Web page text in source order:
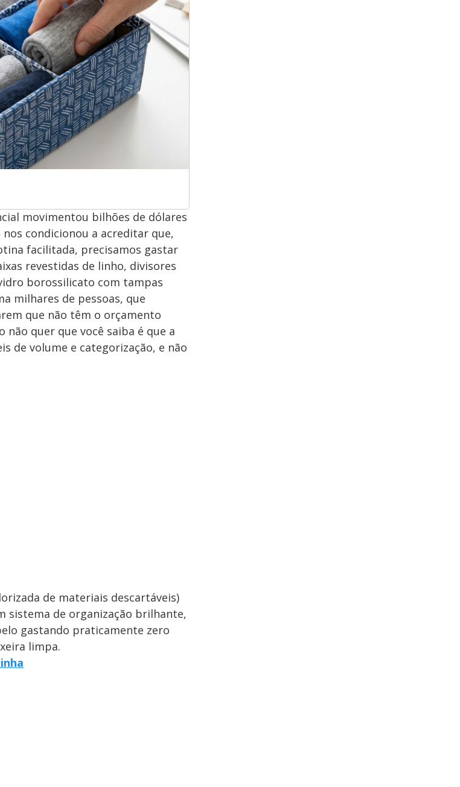
movimentou bilhões de dólares
condicionou a acreditar que,
facilitada, precisamos gastar
revestidas de linho, divisores
borossilicato com tampas
milhares de pessoas, que
que não têm o orçamento
não quer que você saiba é que a
de volume e categorização, e não
de materiais descartáveis)
sistema de organização brilhante,
gastando praticamente zero
limpa.